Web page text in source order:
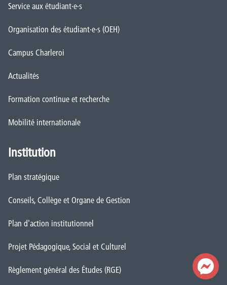
Service aux étudiant·e·s
Organisation des étudiant·e·s (OEH)
Campus Charleroi
Actualités
Formation continue et recherche
Mobilité internationale
Institution
Plan stratégique
Conseils, Collège et Organe de Gestion
Plan d'action institutionnel
Projet Pédagogique, Social et Culturel
Règlement général des Études (RGE)